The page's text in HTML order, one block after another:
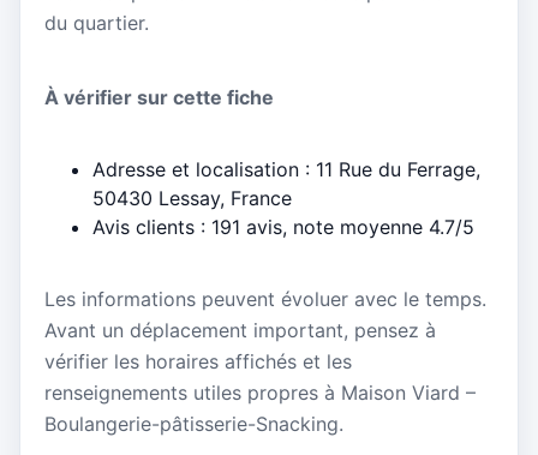
du quartier.
À vérifier sur cette fiche
Adresse et localisation : 11 Rue du Ferrage,
50430 Lessay, France
Avis clients : 191 avis, note moyenne 4.7/5
Les informations peuvent évoluer avec le temps.
Avant un déplacement important, pensez à
vérifier les horaires affichés et les
renseignements utiles propres à Maison Viard –
Boulangerie-pâtisserie-Snacking.